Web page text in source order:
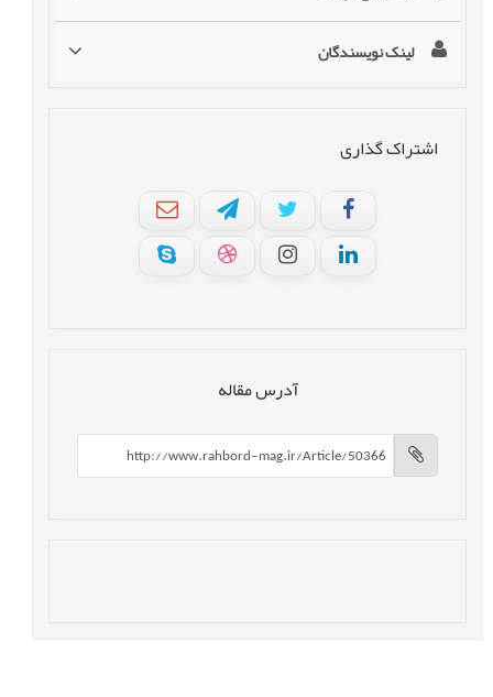
لینک نویسندگان
اشتراک گذاری
آدرس مقاله